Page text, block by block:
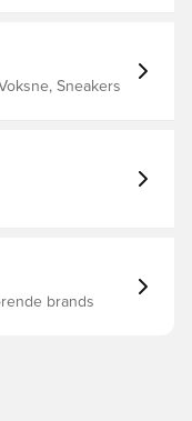
mere plads i
Sneakers
brands